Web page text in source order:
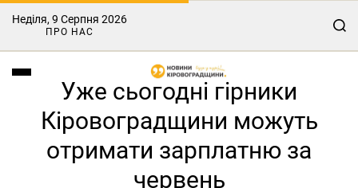
Неділя, 9 Серпня 2026
ПРО НАС
Уже сьогодні гірники
Кіровоградщини можуть
отримати зарплатню за
червень